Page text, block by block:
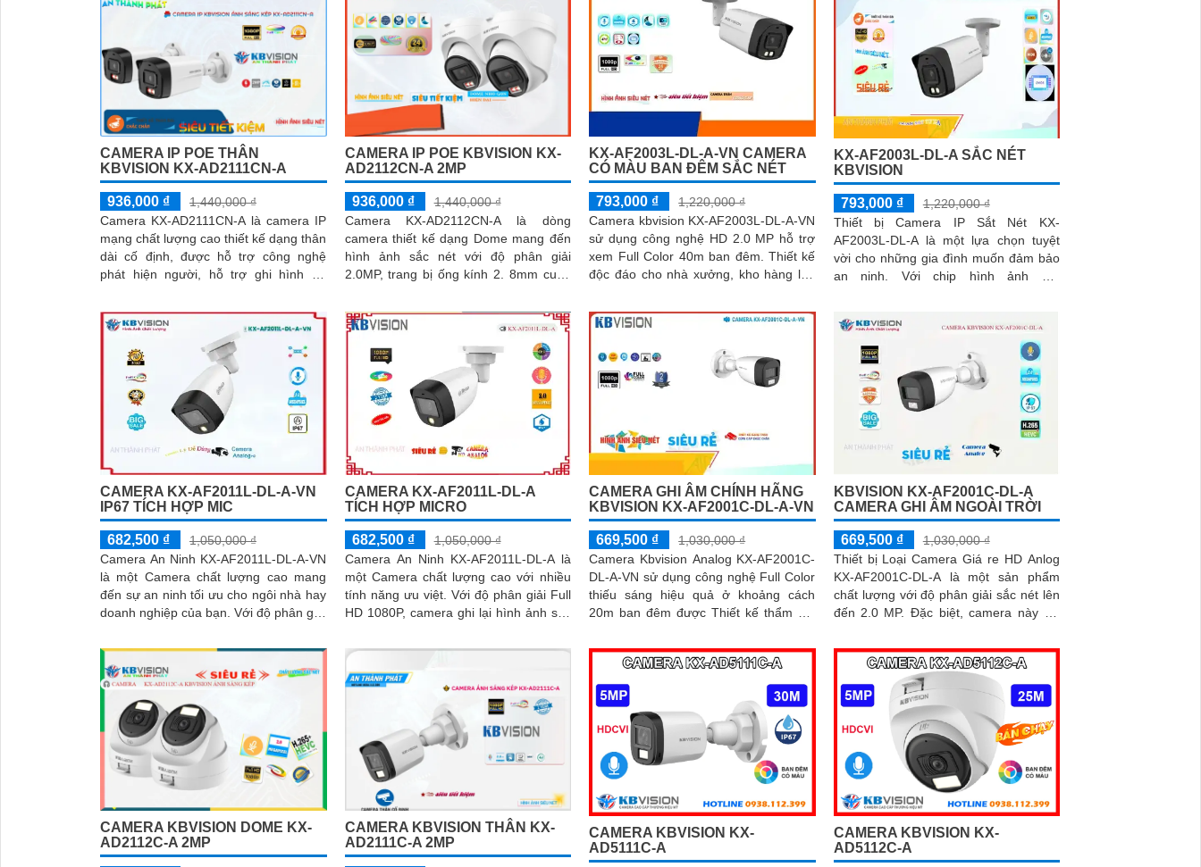
CAMERA IP POE THÂN
KBVISION KX-AD2111CN-A
936,000 ₫
1,440,000 ₫
Camera KX-AD2111CN-A là camera IP
mạng chất lượng cao thiết kế dạng thân
dài cố định, được hỗ trợ công nghệ
phát hiện người, hỗ trợ ghi hình độ
trang bị ánh sáng kép thông minh cho
phép chuyển đổi linh hoạt giữa chế độ
hồng ngoại và led trợ sáng ban đêm,
giúp giám sát bảo vệ an ninh ban đêm
một cách linh hoạt
CAMERA IP POE KBVISION KX-
AD2112CN-A 2MP
936,000 ₫
1,440,000 ₫
Camera KX-AD2112CN-A là dòng
camera thiết kế dạng Dome mang đến
hình ảnh sắc nét với độ phân giải
2.0MP, trang bị ống kính 2. 8mm cung
KX-AF2003L-DL-A-VN CAMERA
CÓ MÀU BAN ĐÊM SẮC NÉT
793,000 ₫
1,220,000 ₫
Camera kbvision KX-AF2003L-DL-A-VN
sử dụng công nghệ HD 2.0 MP hỗ trợ
xem Full Color 40m ban đêm. Thiết kế
độc đáo cho nhà xưởng, kho hàng lắp
KX-AF2003L-DL-A SẮC NÉT
KBVISION
793,000 ₫
1,220,000 ₫
Thiết bị Camera IP Sắt Nét KX-
AF2003L-DL-A là một lựa chọn tuyệt
vời cho những gia đình muốn đảm bảo
an ninh. Với chip hình ảnh 2.0
CAMERA KX-AF2011L-DL-A-VN
IP67 TÍCH HỢP MIC
682,500 ₫
1,050,000 ₫
Camera An Ninh KX-AF2011L-DL-A-VN
là một Camera chất lượng cao mang
đến sự an ninh tối ưu cho ngôi nhà hay
doanh nghiệp của bạn. Với độ phân giải
rõ ràng
CAMERA KX-AF2011L-DL-A
TÍCH HỢP MICRO
682,500 ₫
1,050,000 ₫
Camera An Ninh KX-AF2011L-DL-A là
một Camera chất lượng cao với nhiều
tính năng ưu việt. Với độ phân giải Full
HD 1080P, camera ghi lại hình ảnh sắc
quan sát được mọi chi tiết
CAMERA GHI ÂM CHÍNH HÃNG
KBVISION KX-AF2001C-DL-A-VN
669,500 ₫
1,030,000 ₫
Camera Kbvision Analog KX-AF2001C-
DL-A-VN sử dụng công nghệ Full Color
thiếu sáng hiệu quả ở khoảng cách
20m ban đêm được Thiết kế thẩm mỹ
TVI...
KBVISION KX-AF2001C-DL-A
CAMERA GHI ÂM NGOÀI TRỜI
669,500 ₫
1,030,000 ₫
Thiết bị Loại Camera Giá re HD Anlog
KX-AF2001C-DL-A là một sản phẩm
chất lượng với độ phân giải sắc nét lên
đến 2.0 MP. Đặc biệt, camera này rất
động
CAMERA KBVISION DOME KX-
AD2112C-A 2MP
CAMERA KBVISION THÂN KX-
AD2111C-A 2MP
CAMERA KBVISION KX-
AD5111C-A
CAMERA KBVISION KX-
AD5112C-A